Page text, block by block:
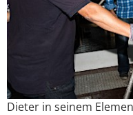
Dieter in seinem